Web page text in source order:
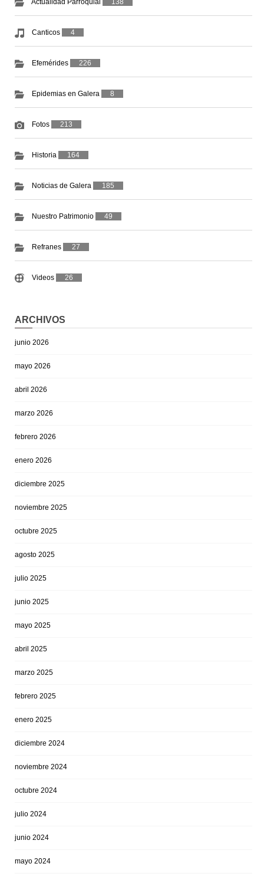
Actualidad Parroquial 138
Canticos 4
Efemérides 226
Epidemias en Galera 8
Fotos 213
Historia 164
Noticias de Galera 185
Nuestro Patrimonio 49
Refranes 27
Videos 26
ARCHIVOS
junio 2026
mayo 2026
abril 2026
marzo 2026
febrero 2026
enero 2026
diciembre 2025
noviembre 2025
octubre 2025
agosto 2025
julio 2025
junio 2025
mayo 2025
abril 2025
marzo 2025
febrero 2025
enero 2025
diciembre 2024
noviembre 2024
octubre 2024
julio 2024
junio 2024
mayo 2024